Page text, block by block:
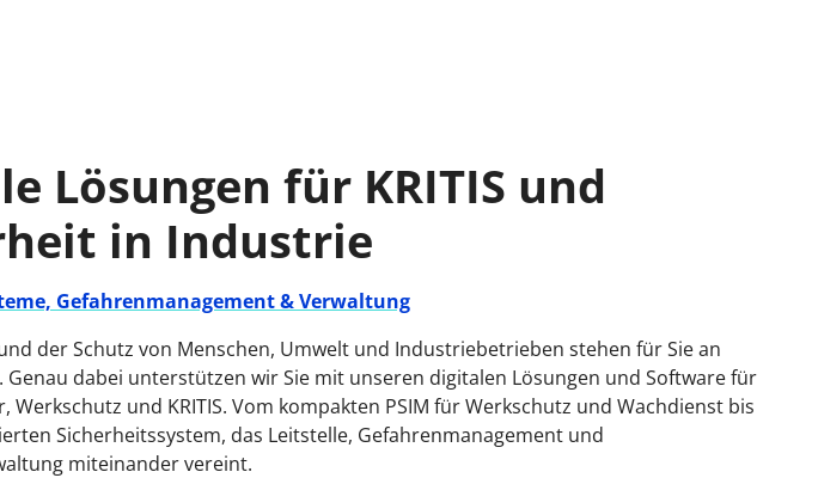
Lösungen für KRITIS und
in Industrie
Gefahrenmanagement & Verwaltung
der Schutz von Menschen, Umwelt und Industriebetrieben stehen für Sie an
Genau dabei unterstützen wir Sie mit unseren digitalen Lösungen und Software für
Werkschutz und KRITIS. Vom kompakten PSIM für Werkschutz und Wachdienst bis
Sicherheitssystem, das Leitstelle, Gefahrenmanagement und
miteinander vereint.